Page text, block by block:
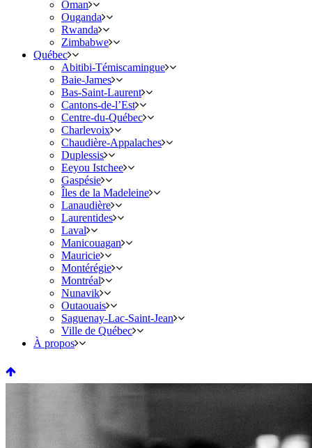
Oman
Ouganda
Rwanda
Zimbabwe
Québec
Abitibi-Témiscamingue
Baie-James
Bas-Saint-Laurent
Cantons-de-l’Est
Centre-du-Québec
Charlevoix
Chaudière-Appalaches
Duplessis
Eeyou Istchee
Gaspésie
Îles de la Madeleine
Lanaudière
Laurentides
Laval
Manicouagan
Mauricie
Montérégie
Montréal
Nunavik
Outaouais
Saguenay-Lac-Saint-Jean
Ville de Québec
À propos